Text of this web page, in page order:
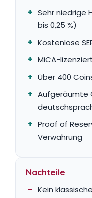
Sehr niedrige
bis 0,25 %)
Kostenlose
MiCA-
Über 400
Aufgeräumte
Proof of
Verwahrung
Nachteile
Kein